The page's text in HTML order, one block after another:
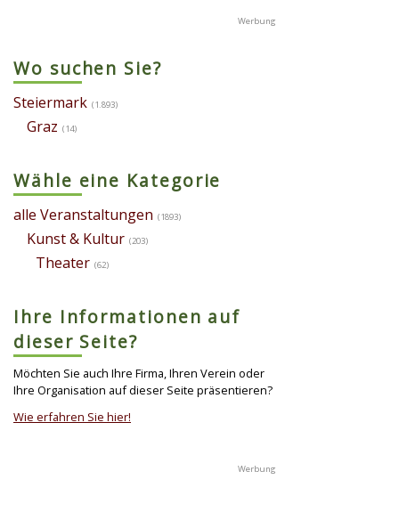
Wo suchen Sie?
Steiermark (1.893)
Graz (14)
Wähle eine Kategorie
alle Veranstaltungen (1893)
Kunst & Kultur (203)
Theater (62)
Ihre Informationen auf
dieser Seite?
Möchten Sie auch Ihre Firma, Ihren Verein oder
Ihre Organisation auf dieser Seite präsentieren?
Wie erfahren Sie hier!